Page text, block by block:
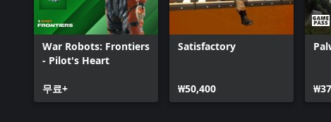
당신은 단순한 모험가 그 이상입니다.
War Robots: Frontiers
- Pilot's Heart
무료+
Satisfactory
₩50,400